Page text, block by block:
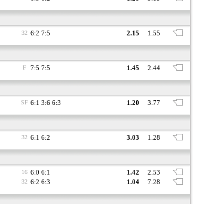
32 6:2 7:5 2.15 1.55
F 7:5 7:5 1.45 2.44
SF 6:1 3:6 6:3 1.20 3.77
32 6:1 6:2 3.03 1.28
16 6:0 6:1 1.42 2.53
32 6:2 6:3 1.04 7.28